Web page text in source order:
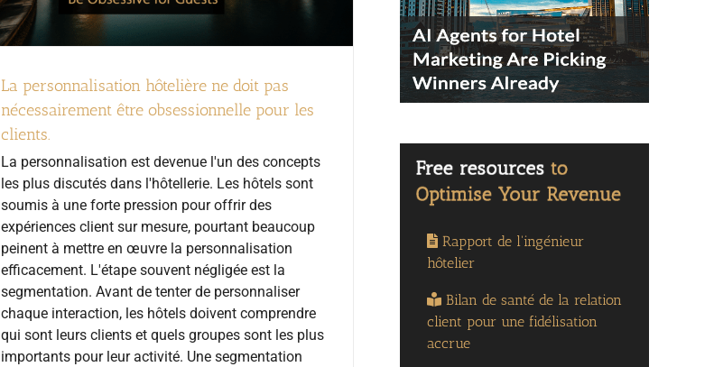
La personnalisation hôtelière ne doit pas
nécessairement être obsessionnelle pour les
clients.
La personnalisation est devenue l'un des concepts
les plus discutés dans l'hôtellerie. Les hôtels sont
soumis à une forte pression pour offrir des
expériences client sur mesure, pourtant beaucoup
peinent à mettre en œuvre la personnalisation
efficacement. L'étape souvent négligée est la
segmentation. Avant de tenter de personnaliser
chaque interaction, les hôtels doivent comprendre
qui sont leurs clients et quels groupes sont les plus
importants pour leur activité. Une segmentation
Rapport de l'ingénieur
hôtelier
Bilan de santé de la relation
client pour une fidélisation
accrue